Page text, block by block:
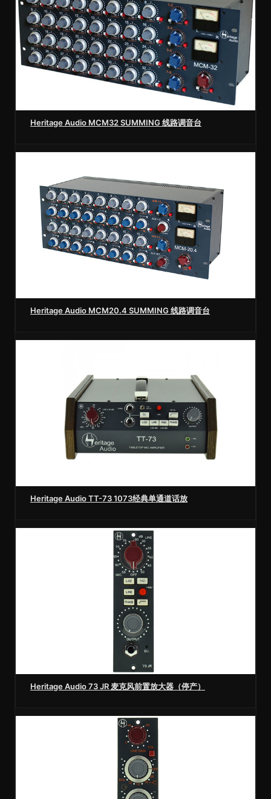
Heritage Audio MCM32 SUMMING 线路调音台
Heritage Audio MCM20.4 SUMMING 线路调音台
Heritage Audio TT-73 1073经典单通道话放
Heritage Audio 73 JR 麦克风前置放大器（停产）